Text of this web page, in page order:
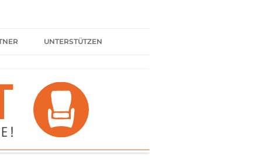
UNTERSTÜTZEN
SPENDEN
FÖRDERMITGLIED WERDEN
MITGLIEDSCHAFT